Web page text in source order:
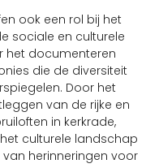
ook een rol bij het
sociale en culturele
het documenteren
die de diversiteit
Door het
van de rijke en
in kerkrade,
culturele landschap
herinneringen voor